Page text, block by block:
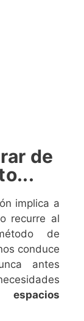
de
implica a
recurre al
de
conduce
antes
espacios